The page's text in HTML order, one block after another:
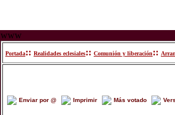
www
Portada:: Realidades eclesiales:: Comunión y liberación::
Enviar por @ Imprimir Más votado